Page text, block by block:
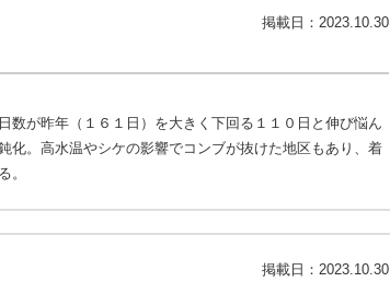
掲載日： 2023.10.30
が昨年（１６１日）を大きく下回る１１０日と伸び悩ん
化。高水温やシケの影響でコンブが抜けた地区もあり、着
。
掲載日： 2023.10.30